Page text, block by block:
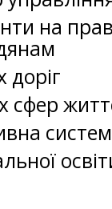
на
сфер